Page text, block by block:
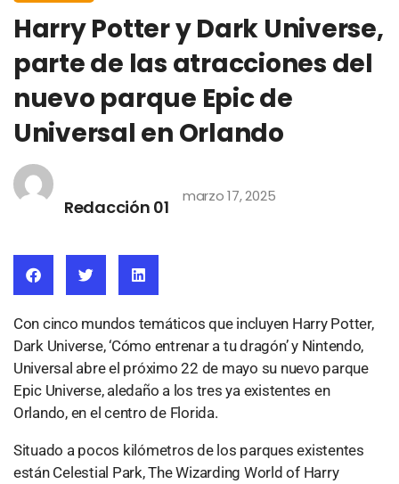
Harry Potter y Dark Universe,
parte de las atracciones del
nuevo parque Epic de
Universal en Orlando
Redacción 01
marzo 17, 2025
Con cinco mundos temáticos que incluyen Harry Potter,
Dark Universe, ‘Cómo entrenar a tu dragón’ y Nintendo,
Universal abre el próximo 22 de mayo su nuevo parque
Epic Universe, aledaño a los tres ya existentes en
Orlando, en el centro de Florida.
Situado a pocos kilómetros de los parques existentes
están Celestial Park, The Wizarding World of Harry